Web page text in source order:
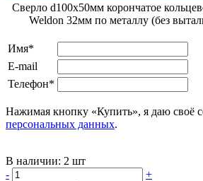
Сверло d100х50мм корончатое
Weldon 32мм по металлу (без
Имя*
E-mail
Телефон*
Нажимая кнопку «Купить», я даю своё
персональных данных.
В наличии: 2 шт
-
+